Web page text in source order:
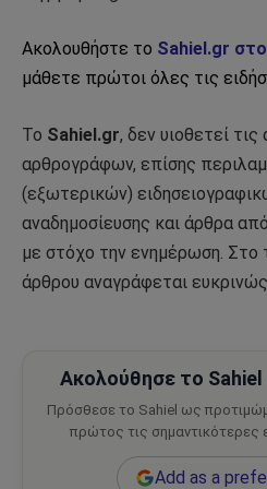
Ακολουθήστε το Sahiel.gr
μάθετε πρώτοι όλες τις
Το Sahiel.gr, δεν υιοθετεί
αρθρογράφων, επίσης
(εξωτερικών)
αναδημοσίευσης και άρθρα
με στόχο την ενημέρωση. Στο
άρθρου αναγράφεται
Ακολούθησε το
Πρόσθεσε το Sahiel ως
πρώτος τις σημαντικότερες
Add as a